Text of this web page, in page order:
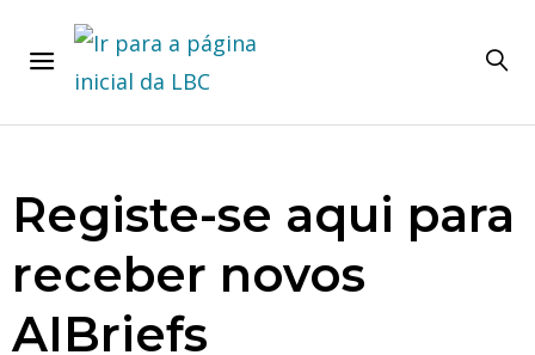
Registe-se aqui para
receber novos
AIBriefs